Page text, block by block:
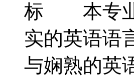
标 本专业
实的英语语
与娴熟的英